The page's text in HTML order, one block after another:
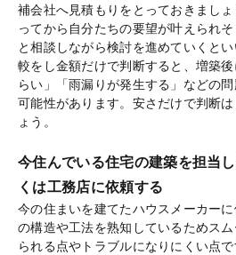
補会社へ見積もりをとっておきまし
ってから自分たちの要望が叶えられ
と相談しながら検討を進めていくと
較をし金額だけで判断すると、増築
らい」「雨漏りが発生する」などの
可能性があります。安さだけで判断
ょう。
今住んでいる住宅の建築を担当
くは工務店に依頼する
今の住まいを建てたハウスメーカー
の構造や工法を熟知しているためス
られる点やトラブルになりにくい点で